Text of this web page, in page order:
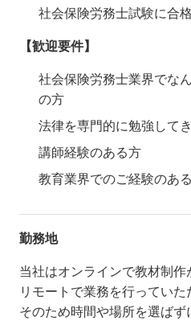
社会保険労務士試験に合
【歓迎要件】
社会保険労務士業界でな
の方
法律を専門的に勉強して
講師経験のある方
教育業界でのご経験のあ
勤務地
当社はオンラインで教材制
リモートで業務を行っていた
そのため時間や場所を選ばず